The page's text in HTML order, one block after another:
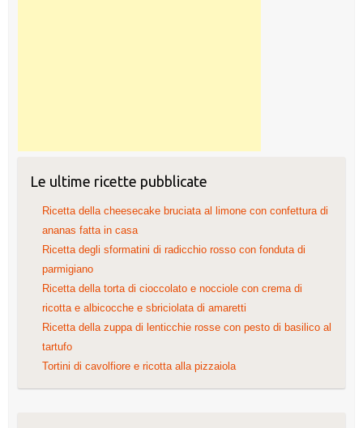
Le ultime ricette pubblicate
Ricetta della cheesecake bruciata al limone con confettura di
ananas fatta in casa
Ricetta degli sformatini di radicchio rosso con fonduta di
parmigiano
Ricetta della torta di cioccolato e nocciole con crema di
ricotta e albicocche e sbriciolata di amaretti
Ricetta della zuppa di lenticchie rosse con pesto di basilico al
tartufo
Tortini di cavolfiore e ricotta alla pizzaiola